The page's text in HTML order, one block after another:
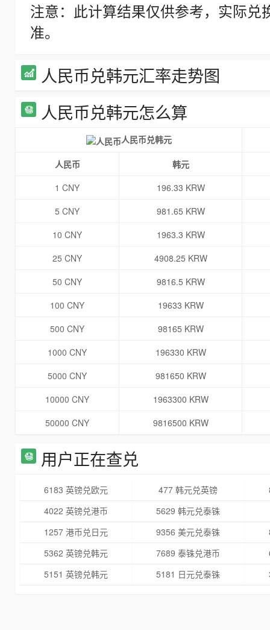
注意：此计算结果仅供参考，实际
准。
人民币兑韩元汇率走势图
人民币兑韩元怎么算
人民币兑韩元
人民币
韩元
1 CNY
196.33 KRW
5 CNY
981.65 KRW
10 CNY
1963.3 KRW
25 CNY
4908.25 KRW
50 CNY
9816.5 KRW
100 CNY
19633 KRW
500 CNY
98165 KRW
1000 CNY
196330 KRW
5000 CNY
981650 KRW
10000 CNY
1963300 KRW
50000 CNY
9816500 KRW
用户正在查兑
6183 英镑兑欧元 477 韩元兑英镑
4022 英镑兑港币
5629 韩元兑泰铢
1257 港币兑日元
9356 美元兑泰铢
5362 英镑兑韩元
7689 泰铢兑港币
5151 英镑兑韩元
5181 日元兑泰铢